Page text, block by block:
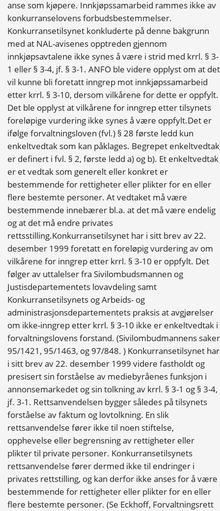
anse som kjøpere. Innkjøpssamarbeid rammes ikke av
konkurranselovens forbudsbestemmelser.
Konkurransetilsynet konkluderte på denne bakgrunn
med at NAL-avisenes opptreden gjennom
innkjøpsavtalene ikke synes å være i strid med krrl. § 3-
1 eller § 3-4, jf. § 3-1. ANFO ble videre opplyst om at det
vil kunne bli foretatt inngrep mot innkjøpssamarbeid
etter krrl. § 3-10, dersom vilkårene for dette er oppfylt.
Det ble opplyst at vilkårene for inngrep etter tilsynets
foreløpige vurdering ikke synes å være oppfylt.Det er
ifølge forvaltningsloven (fvl.) § 28 første ledd kun
enkeltvedtak som kan påklages. Begrepet enkeltvedtak
er definert i fvl. § 2, første ledd a) og b). Et enkeltvedtak
er et vedtak som generelt eller konkret er
bestemmende for rettigheter eller plikter for en eller
flere bestemte personer. At vedtaket må være
bestemmende innebærer bl.a. at det må være endelig
og at det må endre privates
rettsstilling.Konkurransetilsynet har i sitt brev av 22.
desember 1999 foretatt en foreløpig vurdering av om
vilkårene for inngrep etter krrl. § 3-10 er oppfylt. Det
følger av uttalelser fra Sivilombudsmannen og
Justisdepartementets lovavdeling samt
Konkurransetilsynets og Arbeids- og
administrasjonsdepartementets praksis at avgjørelser
om ikke-inngrep etter krrl. § 3-10 ikke er enkeltvedtak i
forvaltningslovens forstand. (Sivilombudmannens saker
95/1421, 95/1463, og 97/848. ) Konkurransetilsynet har
i sitt brev av 22. desember 1999 videre fastholdt og
presisert sin forståelse av mediebyråenes funksjon i
annonsemarkedet og sin tolkning av krrl. § 3-1 og § 3-4,
jf. 3-1. Rettsanvendelsen bygger således på tilsynets
forståelse av faktum og lovtolkning. En slik
rettsanvendelse fører ikke til noen stiftelse,
opphevelse eller begrensning av rettigheter eller
plikter til private personer. Konkurransetilsynets
rettsanvendelse fører dermed ikke til endringer i
privates rettstilling, og kan derfor ikke anses for å være
bestemmende for rettigheter eller plikter for en eller
flere bestemte personer. (Se Eckhoff, Forvaltningsrett